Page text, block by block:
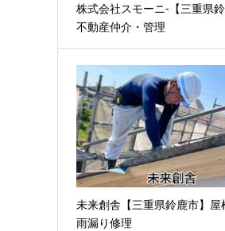
株式会社スモーニ-【三重県鈴
不動産仲介・管理
未来創舎【三重県鈴鹿市】屋
雨漏り修理